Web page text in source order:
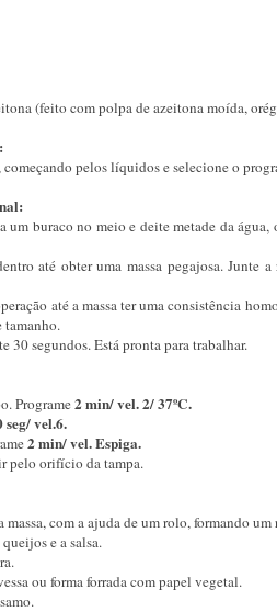
(feito com polpa de azeitona moída,
pelos líquidos e selecione o
buraco no meio e deite metade da
até obter uma massa pegajosa. Junte
até a massa ter uma consistência
tamanho.
30 segundos. Está pronta para trabalhar.
Programe2 min/ vel. 2/ 37ºC.
seg/ vel.6.
2 min/ vel. Espiga.
pelo orifício da tampa.
com a ajuda de um rolo, formando um
e a salsa.
ou forma forrada com papel vegetal.